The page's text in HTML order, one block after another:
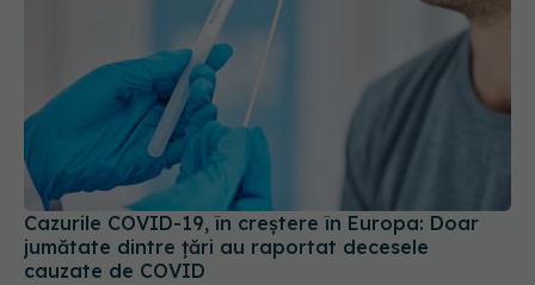
Cazurile COVID-19, în creștere în Europa: Doar
jumătate dintre țări au raportat decesele
cauzate de COVID